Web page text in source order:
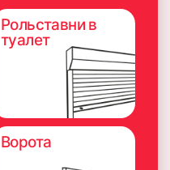
Рольставни в
туалет
Ворота